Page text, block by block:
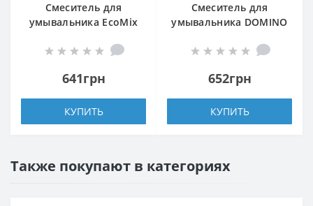
Смеситель для
умывальника EcoMix
641грн
КУПИТЬ
Смеситель для
умывальника DOMINO
652грн
КУПИТЬ
Также покупают в категориях